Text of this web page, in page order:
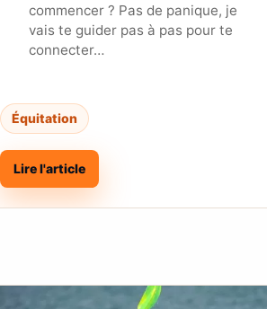
commencer ? Pas de panique, je
vais te guider pas à pas pour te
connecter…
Équitation
Lire l'article